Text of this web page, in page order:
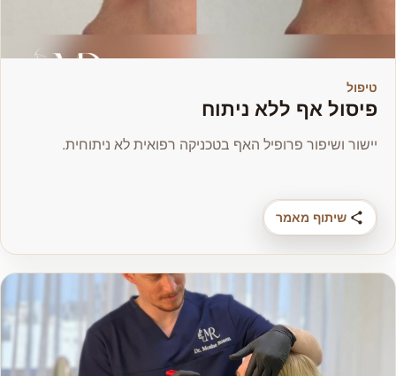
טיפול
פיסול אף ללא ניתוח
יישור ושיפור פרופיל האף בטכניקה רפואית לא ניתוחית.
שיתוף מאמר